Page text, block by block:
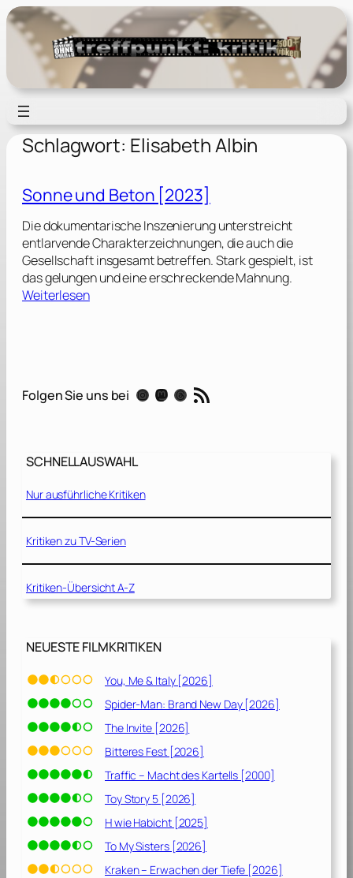
Zum
Inhalt
springen
Schlagwort: Elisabeth Albin
Sonne und Beton [2023]
Die dokumentarische Inszenierung unterstreicht
entlarvende Charakterzeichnungen, die auch die
Gesellschaft insgesamt betreffen. Stark gespielt, ist
das gelungen und eine erschreckende Mahnung.
Weiterlesen:
u
e
o
n
[
2
3
Folgen Sie uns bei Instagram Mastodon Threads RSS-Feed
SCHNELLAUSWAHL
Nur ausführliche Kritiken
Kritiken zu TV-Serien
Kritiken-Übersicht A-Z
NEUESTE FILMKRITIKEN
You, Me & Italy [2026]
Spider-Man: Brand New Day [2026]
The Invite [2026]
Bitteres Fest [2026]
Traffic – Macht des Kartells [2000]
Toy Story 5 [2026]
H wie Habicht [2025]
To My Sisters [2026]
Kraken – Erwachen der Tiefe [2026]